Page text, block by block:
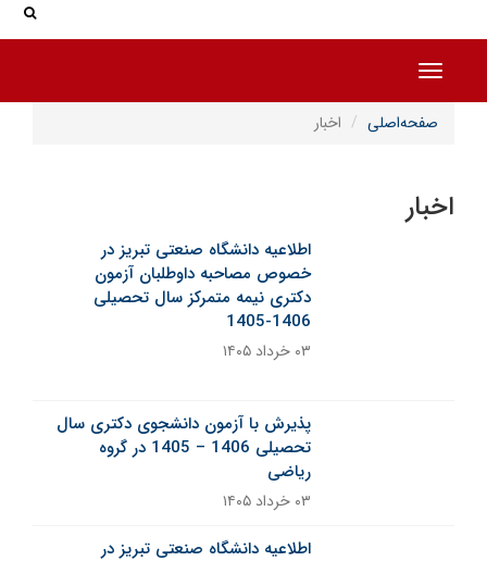
Toggle navigation
صفحه‌اصلی اخبار
اخبار
اطلاعیه دانشگاه صنعتی تبریز در
خصوص مصاحبه داوطلبان آزمون
دکتری نیمه متمرکز سال تحصیلی
1406-1405
۰۳ خرداد ۱۴۰۵
پذیرش با آزمون دانشجوی دکتری سال
تحصیلی 1406 – 1405 در گروه
ریاضی
۰۳ خرداد ۱۴۰۵
اطلاعیه دانشگاه صنعتی تبریز در